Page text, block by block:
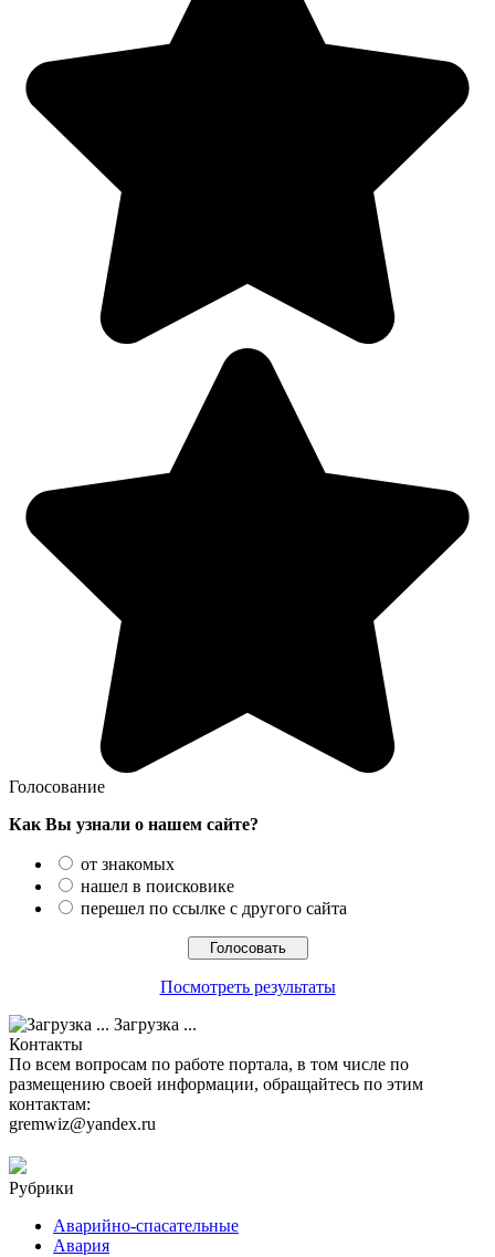
Голосование
Как Вы узнали о нашем сайте?
от знакомых
нашел в поисковике
перешел по ссылке с другого сайта
Посмотреть результаты
Загрузка ...
Контакты
По всем вопросам по работе портала, в том числе по
размещению своей информации, обращайтесь по этим
контактам:
gremwiz@yandex.ru
Рубрики
Аварийно-спасательные
Авария